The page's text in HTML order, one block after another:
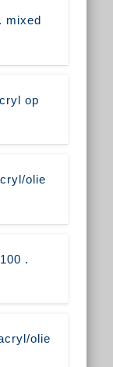
mixed
op
olie
.
olie